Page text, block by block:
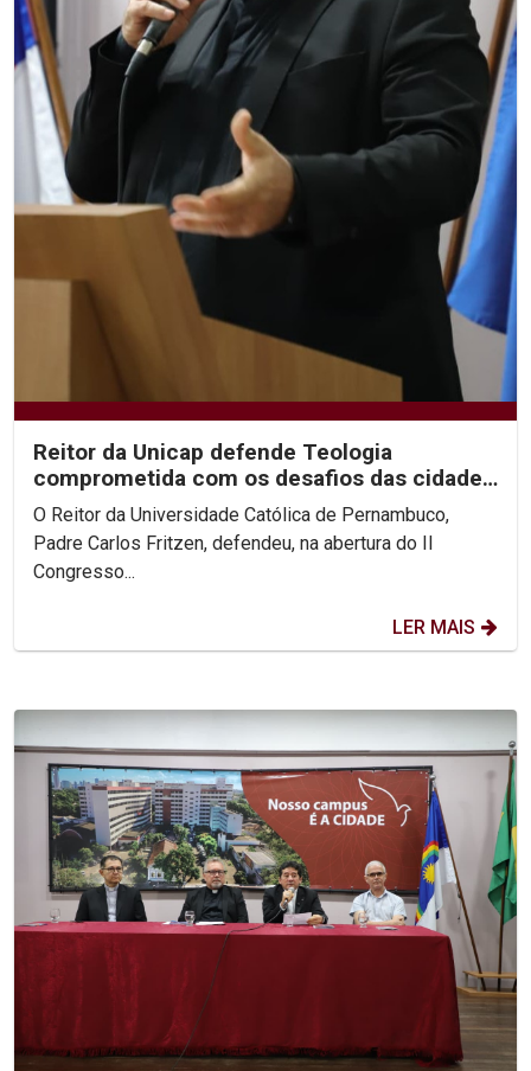
Reitor da Unicap defende Teologia
comprometida com os desafios das cidades
contemporâneas
O Reitor da Universidade Católica de Pernambuco,
Padre Carlos Fritzen, defendeu, na abertura do II
Congresso...
LER MAIS